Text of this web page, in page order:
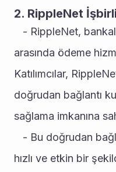
2. RippleNet
arasında ödeme
Katılımcılar,
doğrudan bağlantı
sağlama imkanına
hızlı ve etkin bir